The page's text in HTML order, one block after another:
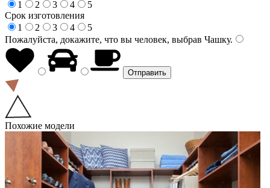
1
2 3 4
5
Срок изготовления
1
2 3 4
5
Пожалуйста, докажите, что вы человек, выбрав Чашку.
Похожие модели